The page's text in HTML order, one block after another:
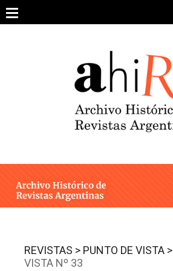
content
ARCHIVO DE REVISTAS
ESTUDIOS CRÍTICOS
INTEGRANTES
CONTACTO
REVISTAS > PUNTO DE VISTA >
VISTA Nº 33